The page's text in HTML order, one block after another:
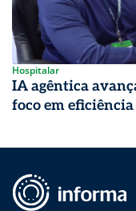
Hospitalar
IA agêntica
foco em